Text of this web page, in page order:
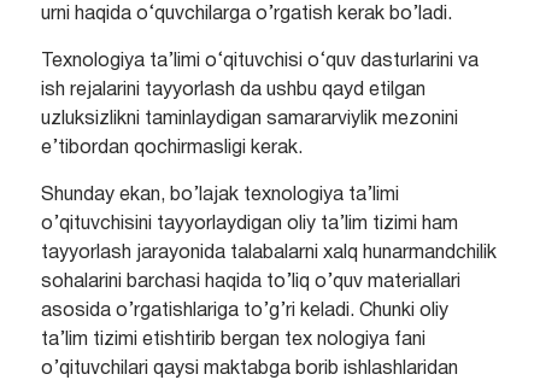
urni haqida o‘quvchilarga o’rgatish kerak bo’ladi.
Texnologiya ta’limi o‘qituvchisi o‘quv dasturlarini va
ish rejalarini tayyorlash da ushbu qayd etilgan
uzluksizlikni taminlaydigan samararviylik mezonini
e’tibordan qochirmasligi kerak.
Shunday ekan, bo’lajak texnologiya ta’limi
o’qituvchisini tayyorlaydigan oliy ta’lim tizimi ham
tayyorlash jarayonida talabalarni xalq hunarmandchilik
sohalarini barchasi haqida to’liq o’quv materiallari
asosida o’rgatishlariga to’g’ri keladi. Chunki oliy
ta’lim tizimi etishtirib bergan tex nologiya fani
o’qituvchilari qaysi maktabga borib ishlashlaridan